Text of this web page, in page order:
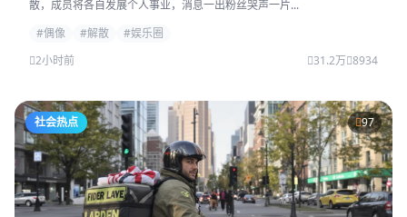
散，成员将各自发展个人事业，消息一出粉丝哭声一片...
#偶像
#解散
#娱乐圈
2小时前
31.2万 8934
社会热点 97